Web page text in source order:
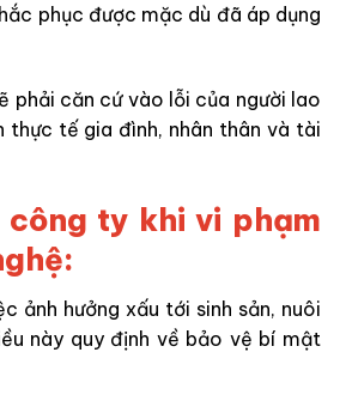
phục được mặc dù đã áp dụng
phải căn cứ vào lỗi của người lao
tế gia đình, nhân thân và tài
ty khi vi phạm
hưởng xấu tới sinh sản, nuôi
này quy định về bảo vệ bí mật